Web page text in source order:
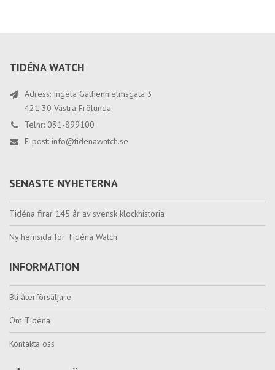
TIDÉNA WATCH
Adress: Ingela Gathenhielmsgata 3
421 30 Västra Frölunda
Telnr: 031-899100
E-post: info@tidenawatch.se
SENASTE NYHETERNA
Tidéna firar 145 år av svensk klockhistoria
Ny hemsida för Tidéna Watch
INFORMATION
Bli återförsäljare
Om Tidèna
Kontakta oss